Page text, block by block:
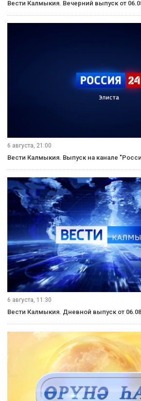
Вести Калмыкия. Вечерний выпуск от
6 августа, 21:00
Вести Калмыкия. Выпуск на канале
6 августа, 11:30
Вести Калмыкия. Дневной выпуск от